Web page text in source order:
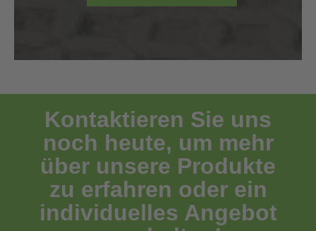
Kontaktieren Sie uns
noch heute, um mehr
über unsere Produkte
zu erfahren oder ein
individuelles Angebot